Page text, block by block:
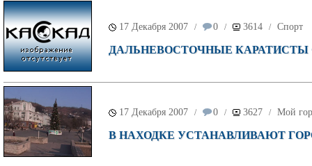
17 Декабря 2007 / 0 / 3614 / Спорт
ДАЛЬНЕВОСТОЧНЫЕ КАРАТИСТЫ
17 Декабря 2007 / 0 / 3627 / Мой
В НАХОДКЕ УСТАНАВЛИВАЮТ